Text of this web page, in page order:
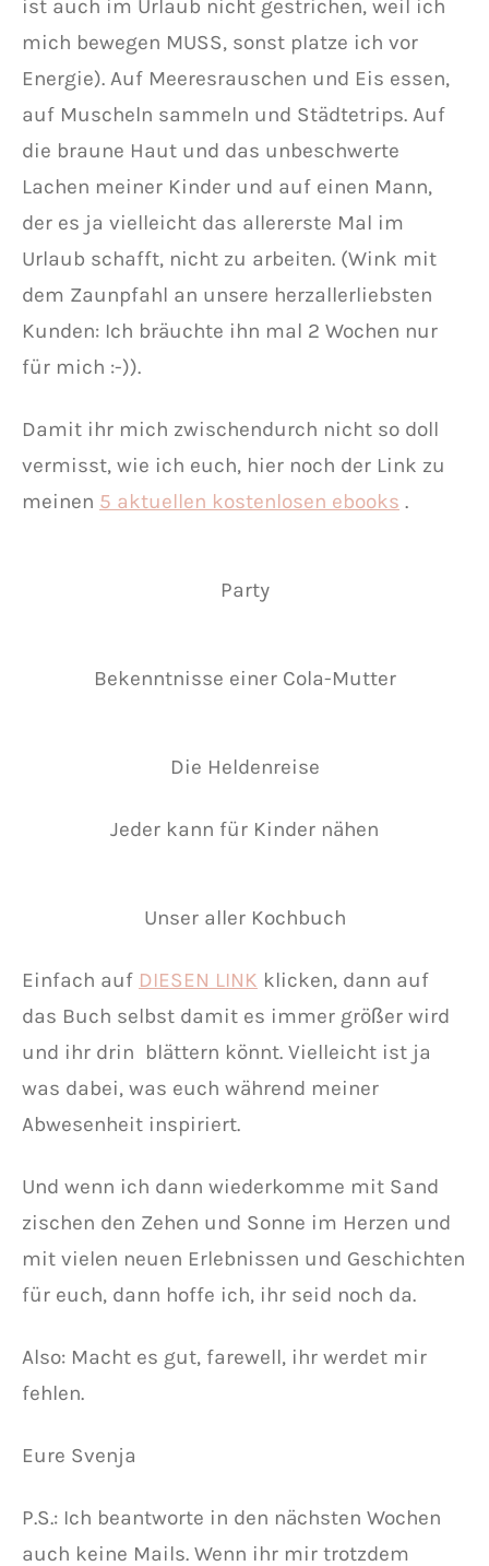
ist auch im Urlaub nicht gestrichen, weil ich
mich bewegen MUSS, sonst platze ich vor
Energie). Auf Meeresrauschen und Eis essen,
auf Muscheln sammeln und Städtetrips. Auf
die braune Haut und das unbeschwerte
Lachen meiner Kinder und auf einen Mann,
der es ja vielleicht das allererste Mal im
Urlaub schafft, nicht zu arbeiten. (Wink mit
dem Zaunpfahl an unsere herzallerliebsten
Kunden: Ich bräuchte ihn mal 2 Wochen nur
für mich :-)).
Damit ihr mich zwischendurch nicht so doll
vermisst, wie ich euch, hier noch der Link zu
meinen 5 aktuellen kostenlosen ebooks .
Party
Bekenntnisse einer Cola-Mutter
Die Heldenreise
Jeder kann für Kinder nähen
Unser aller Kochbuch
Einfach auf DIESEN LINK klicken, dann auf
das Buch selbst damit es immer größer wird
und ihr drin blättern könnt. Vielleicht ist ja
was dabei, was euch während meiner
Abwesenheit inspiriert.
Und wenn ich dann wiederkomme mit Sand
zischen den Zehen und Sonne im Herzen und
mit vielen neuen Erlebnissen und Geschichten
für euch, dann hoffe ich, ihr seid noch da.
Also: Macht es gut, farewell, ihr werdet mir
fehlen.
Eure Svenja
P.S.: Ich beantworte in den nächsten Wochen
auch keine Mails. Wenn ihr mir trotzdem